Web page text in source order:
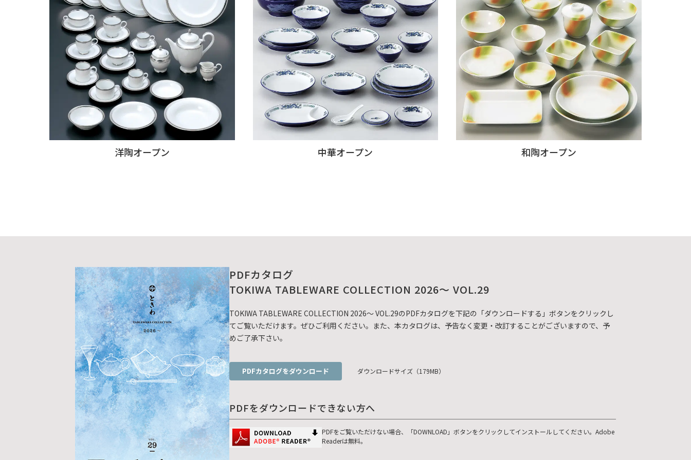
洋陶オープン 中華オープン 和陶オープン
PDFカタログ
TOKIWA TABLEWARE COLLECTION 2026～ VOL.29
TOKIWA TABLEWARE COLLECTION 2026～ VOL.29のPDFカタログを下記の「ダウンロードする」ボタンをクリックし
てご覧いただけます。ぜひご利用ください。また、本カタログは、予告なく変更・改訂することがございますので、予
めご了承下さい。
PDFカタログをダウンロード ダウンロードサイズ（179MB）
PDFをダウンロードできない方へ
PDFをご覧いただけない場合、「DOWNLOAD」ボタンをクリックしてインストールしてください。Adobe
Readerは無料。